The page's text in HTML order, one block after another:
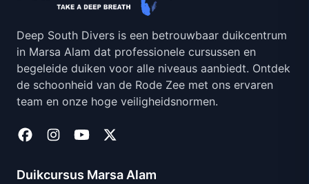
Deep South Divers is een betrouwbaar duikcentrum
in Marsa Alam dat professionele cursussen en
begeleide duiken voor alle niveaus aanbiedt. Ontdek
de schoonheid van de Rode Zee met ons ervaren
team en onze hoge veiligheidsnormen.
Duikcursus Marsa Alam